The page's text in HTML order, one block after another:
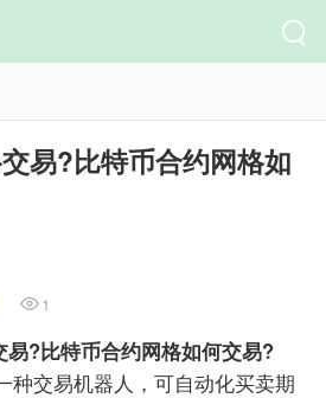
易?比特币合约网格如
1
易?比特币合约网格如何交易?
交易机器人，可自动化买卖期